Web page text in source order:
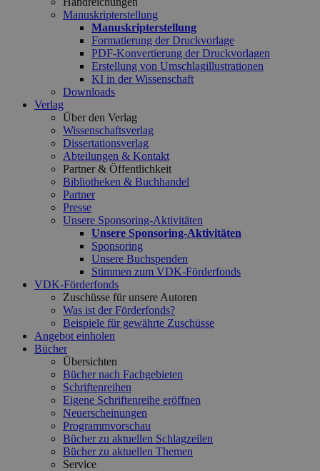
Manuskripterstellung
Manuskripterstellung
Formatierung der Druckvorlage
PDF-Konvertierung der Druckvorlagen
Erstellung von Umschlagillustrationen
KI in der Wissenschaft
Downloads
Verlag
Über den Verlag
Wissenschaftsverlag
Dissertationsverlag
Abteilungen & Kontakt
Partner & Öffentlichkeit
Bibliotheken & Buchhandel
Partner
Presse
Unsere Sponsoring-Aktivitäten
Unsere Sponsoring-Aktivitäten
Sponsoring
Unsere Buchspenden
Stimmen zum VDK-Förderfonds
VDK-Förderfonds
Zuschüsse für unsere Autoren
Was ist der Förderfonds?
Beispiele für gewährte Zuschüsse
Angebot einholen
Bücher
Übersichten
Bücher nach Fachgebieten
Schriftenreihen
Eigene Schriftenreihe eröffnen
Neuerscheinungen
Programmvorschau
Bücher zu aktuellen Schlagzeilen
Bücher zu aktuellen Themen
Service